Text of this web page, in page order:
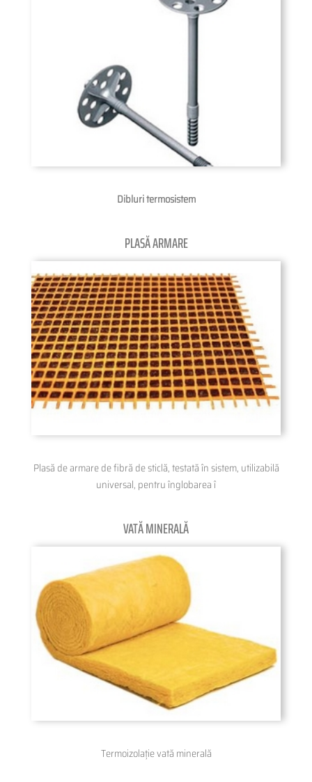
Dibluri termosistem
PLASĂ ARMARE
Plasă de armare de fibră de sticlă, testată în sistem, utilizabilă
universal, pentru înglobarea î
VATĂ MINERALĂ
Termoizolație vată minerală